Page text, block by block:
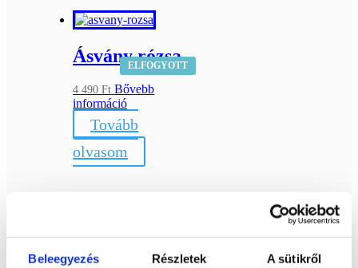
Beleegyezés Részletek A sütikről
ELFOGYOTT
Ásvány rózsa
4 490Ft Bővebb
információ
Tovább
olvasom
ELFOGYOTT
Szodalit rózsa